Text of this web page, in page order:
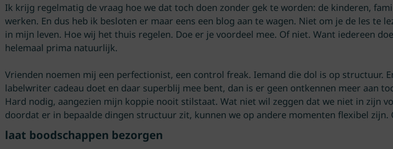
Ik krijg regelmatig de vraag hoe we dat toch doen zonder gek te worden: de kinderen,
werken. En dus heb ik besloten er maar eens een blog aan te wagen. Niet om je de les te
in mijn leven. Hoe wij het thuis regelen. Doe er je voordeel mee. Of niet. Want iedereen
helemaal prima natuurlijk.
Vrienden noemen mij een perfectionist, een control freak. Iemand die dol is op structuur.
labelwriter cadeau doet en daar superblij mee bent, dan is er geen ontkennen meer aan
Hard nodig, aangezien mijn koppie nooit stilstaat. Wat niet wil zeggen dat we niet in zijn
doordat er in bepaalde dingen structuur zit, kunnen we op andere momenten flexibel zijn.
laat boodschappen bezorgen